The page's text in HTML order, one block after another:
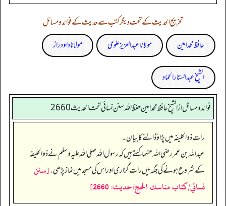
تخریج الحدیث کے تحت دیگر کتب سے حدیث کے فوائد و مسائل
حافظ محمد امین
مولانا عبد العزیز علوی مولانا داود راز
الشیخ عبدالستار الحماد
فوائد ومسائل از الشيخ حافظ محمد امين حفظ الله سنن نسائي تحت الحديث2660
رات ذوالحلیفہ میں پڑاؤ ڈالنے کا بیان۔
عبداللہ بن عمر رضی الله عنہما کہتے ہیں کہ رسول اللہ صلی اللہ علیہ وسلم نے ذوالحلیفہ
کے شروع ہونے کی جگہ میں رات گزاری اور اس کی مسجد میں نماز پڑھی۔[سنن
نسائي/كتاب مناسك الحج/حدیث: 2660]